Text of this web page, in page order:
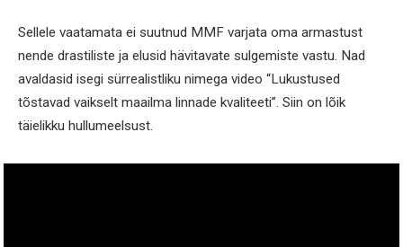
Sellele vaatamata ei suutnud MMF varjata oma armastust
nende drastiliste ja elusid hävitavate sulgemiste vastu. Nad
avaldasid isegi sürrealistliku nimega video “Lukustused
tõstavad vaikselt maailma linnade kvaliteeti”. Siin on lõik
täielikku hullumeelsust.